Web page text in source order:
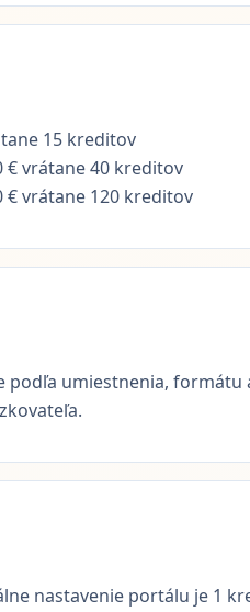
15 kreditov
€ vrátane 40 kreditov
€ vrátane 120 kreditov
umiestnenia,
nastavenie portálu je 1